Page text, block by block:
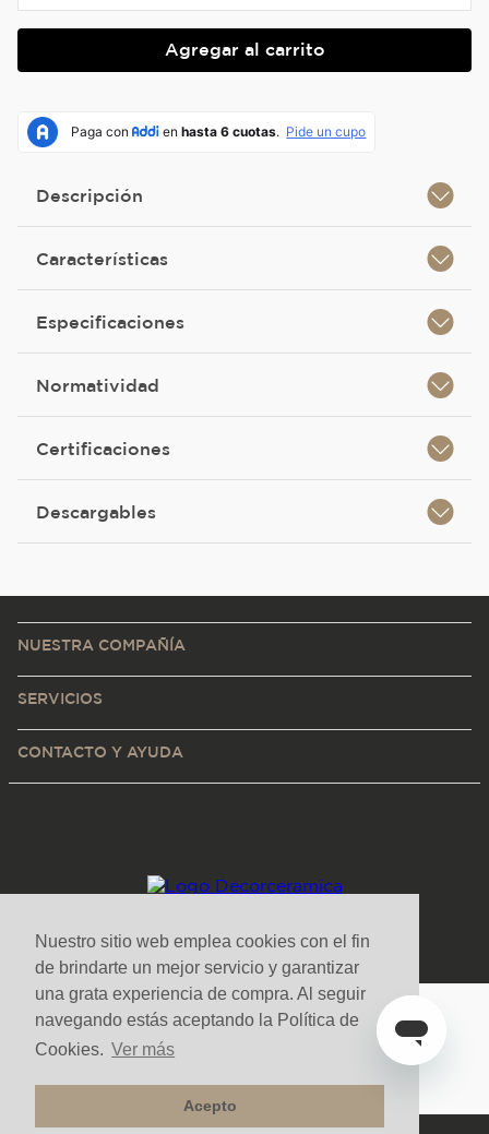
Nuestro sitio web emplea cookies con el fin
de brindarte un mejor servicio y garantizar
una grata experiencia de compra. Al seguir
navegando estás aceptando la Política de
Cookies. Ver más
Acepto
Agregar al carrito
Descripción
Características
Especificaciones
Normatividad
Certificaciones
Descargables
NUESTRA COMPAÑÍA
SERVICIOS
CONTACTO Y AYUDA
Medios de pago y sitio seguro
Todos los derechos reservados. Copyright © Decorceramica 2025